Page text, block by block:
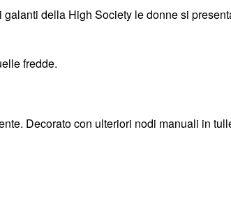
della High Society le donne si
fredde.
Decorato con ulteriori nodi manuali in